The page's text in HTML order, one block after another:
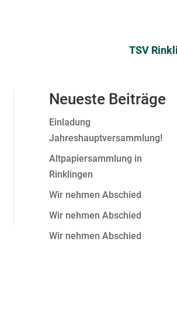
TSV
Neueste Beiträge
Einladung
Jahreshauptversammlung!
Altpapiersammlung in
Rinklingen
Wir nehmen Abschied
Wir nehmen Abschied
Wir nehmen Abschied